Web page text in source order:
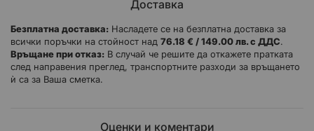
Launch Control системата се отличава с безпружинен дизайн,
освобождаване
Стартовият спусък улеснява процеса на установяване и
изключване
CNC-обработка от алуминий за самолети
Доставка
Безплатна доставка: Насладете се на безплатна доставка за
всички поръчки на стойност над 76.18 € / 149.00 лв. с ДДС.
Връщане при отказ: В случай че решите да откажете пратката
след направения преглед, транспортните разходи за връщането
ѝ са за Ваша сметка.
Оценки и коментари